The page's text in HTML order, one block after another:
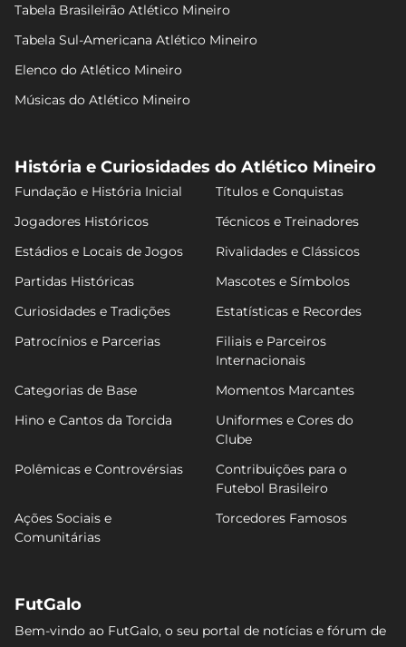
Tabela Brasileirão Atlético Mineiro
Tabela Sul-Americana Atlético Mineiro
Elenco do Atlético Mineiro
Músicas do Atlético Mineiro
História e Curiosidades do Atlético Mineiro
Fundação e História Inicial
Títulos e Conquistas
Jogadores Históricos
Técnicos e Treinadores
Estádios e Locais de Jogos
Rivalidades e Clássicos
Partidas Históricas
Mascotes e Símbolos
Curiosidades e Tradições
Estatísticas e Recordes
Patrocínios e Parcerias
Filiais e Parceiros
Internacionais
Categorias de Base
Momentos Marcantes
Hino e Cantos da Torcida
Uniformes e Cores do
Clube
Polêmicas e Controvérsias
Contribuições para o
Futebol Brasileiro
Ações Sociais e
Comunitárias
Torcedores Famosos
FutGalo
Bem-vindo ao FutGalo, o seu portal de notícias e fórum de